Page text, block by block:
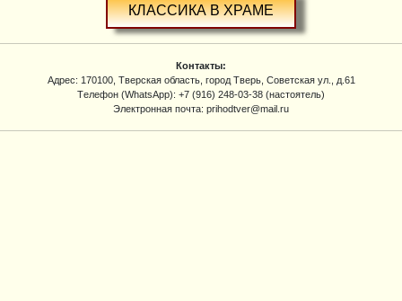
КЛАССИКА В ХРАМЕ
Контакты:
Адрес: 170100, Тверская область, город Тверь, Советская ул., д.61
Tелефон (WhatsApp): +7 (916) 248-03-38 (настоятель)
Электронная почта: prihodtver@mail.ru